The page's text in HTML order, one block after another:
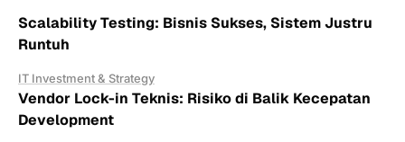
Scalability Testing: Bisnis Sukses, Sistem Justru
Runtuh
IT Investment & Strategy
Vendor Lock-in Teknis: Risiko di Balik Kecepatan
Development